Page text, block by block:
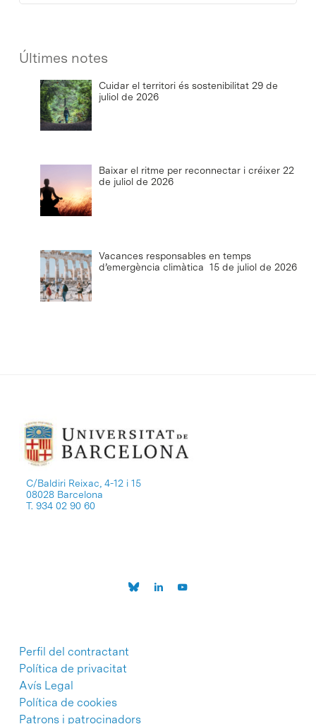
Últimes notes
Cuidar el territori és sostenibilitat 29 de
juliol de 2026
Baixar el ritme per reconnectar i créixer 22
de juliol de 2026
Vacances responsables en temps
d’emergència climàtica 15 de juliol de 2026
C/Baldiri Reixac, 4-12 i 15
08028 Barcelona
T. 934 02 90 60
Perfil del contractant
Política de privacitat
Avís Legal
Política de cookies
Patrons i patrocinadors